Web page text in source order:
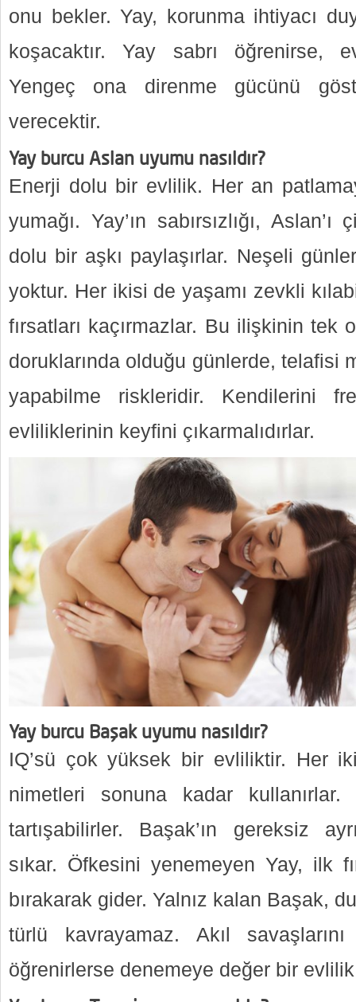
onu bekler. Yay, korunma ihtiyacı
koşacaktır. Yay sabrı öğrenirse,
Yengeç ona direnme gücünü
verecektir.
Yay burcu Aslan uyumu nasıldır?
Enerji dolu bir evlilik. Her an
yumağı. Yay’ın sabırsızlığı,
dolu bir aşkı paylaşırlar. Neşeli
yoktur. Her ikisi de yaşamı zevkli
fırsatları kaçırmazlar. Bu ilişkinin tek
doruklarında olduğu günlerde, telafisi
yapabilme riskleridir. Kendilerini
evliliklerinin keyfini çıkarmalıdırlar.
Yay burcu Başak uyumu nasıldır?
IQ’sü çok yüksek bir evliliktir. Her
nimetleri sonuna kadar
tartışabilirler. Başak’ın gereksiz
sıkar. Öfkesini yenemeyen Yay, ilk
bırakarak gider. Yalnız kalan Başak,
türlü kavrayamaz. Akıl savaşlarını
öğrenirlerse denemeye değer bir